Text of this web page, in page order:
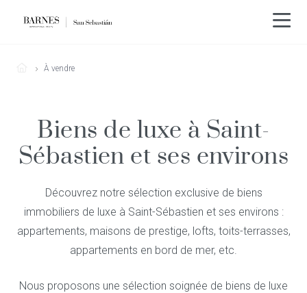
À vendre
Biens de luxe à Saint-
Sébastien et ses environs
Découvrez notre sélection exclusive de biens
immobiliers de luxe à Saint-Sébastien et ses environs :
appartements, maisons de prestige, lofts, toits-terrasses,
appartements en bord de mer, etc.
Nous proposons une sélection soignée de biens de luxe